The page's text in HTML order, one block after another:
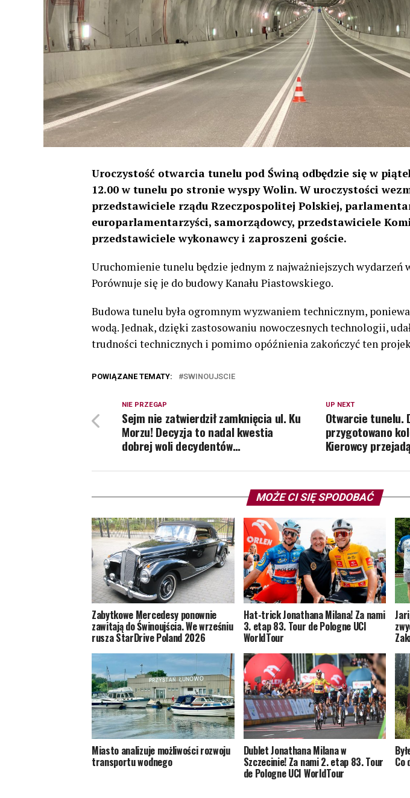
Uroczystość otwarcia tunelu pod Świną odbędzie się w
12.00 w tunelu po stronie wyspy Wolin. W uroczystości
przedstawiciele rządu Rzeczpospolitej Polskiej,
europarlamentarzyści, samorządowcy, przedstawiciele
przedstawiciele wykonawcy i zaproszeni goście.
Uruchomienie tunelu będzie jednym z najważniejszych wydarzeń
Porównuje się je do budowy Kanału Piastowskiego.
Budowa tunelu była ogromnym wyzwaniem technicznym,
wodą. Jednak, dzięki zastosowaniu nowoczesnych technologii,
trudności technicznych i pomimo opóźnienia zakończyć ten
POWIĄZANE TEMATY: SWINOUJSCIE
UP NEXT
Otwarcie tunelu.
przygotowano
Kierowcy
NIE PRZEGAP
Sejm nie zatwierdził zamknięcia ul. Ku
Morzu! Decyzja to nadal kwestia
dobrej woli decydentów…
MOŻE CI SIĘ SPODOBAĆ
Zabytkowe Mercedesy ponownie
zawitają do Świnoujścia. We wrześniu
rusza StarDrive Poland 2026
Hat-trick Jonathana Milana! Za nami
3. etap 83. Tour de Pologne UCI
WorldTour
Miasto analizuje możliwości rozwoju
transportu wodnego
Dublet Jonathana Milana w
Szczecinie! Za nami 2. etap 83. Tour
de Pologne UCI WorldTour
Co